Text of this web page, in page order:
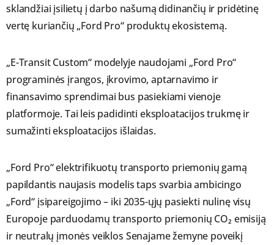
sklandžiai įsilietų į darbo našumą didinančių ir pridėtinę
vertę kuriančių „Ford Pro“ produktų ekosistemą.
„E-Transit Custom“ modelyje naudojami „Ford Pro“
programinės įrangos, įkrovimo, aptarnavimo ir
finansavimo sprendimai bus pasiekiami vienoje
platformoje. Tai leis padidinti eksploatacijos trukmę ir
sumažinti eksploatacijos išlaidas.
„Ford Pro“ elektrifikuotų transporto priemonių gamą
papildantis naujasis modelis taps svarbia ambicingo
„Ford“ įsipareigojimo – iki 2035-ųjų pasiekti nulinę visų
Europoje parduodamų transporto priemonių CO₂ emisiją
ir neutralų įmonės veiklos Senajame žemyne poveikį